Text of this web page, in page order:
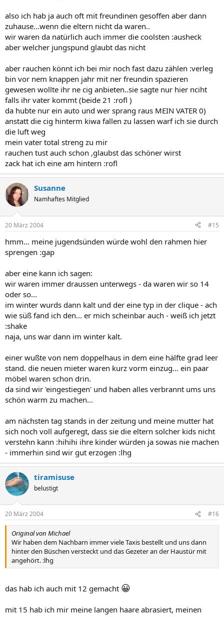
also ich hab ja auch oft mit freundinen gesoffen aber dann
zuhause...wenn die eltern nicht da waren..
wir waren da natürlich auch immer die coolsten :ausheck
aber welcher jungspund glaubt das nicht
aber rauchen könnt ich bei mir noch fast dazu zählen :verleg
bin vor nem knappen jahr mit ner freundin spazieren
gewesen wollte ihr ne cig anbieten..sie sagte nur hier nciht
falls ihr vater kommt (beide 21 :rofl )
da hubte nur ein auto und wer sprang raus MEIN VATER 0)
anstatt die cig hinterm kiwa fallen zu lassen warf ich sie durch
die luft weg
mein vater total streng zu mir
rauchen tust auch schon ,glaubst das schöner wirst
zack hat ich eine am hintern :rofl
Susanne
Namhaftes Mitglied
20 März 2004 #15
hmm... meine jugendsünden würde wohl den rahmen hier
sprengen :gap
aber eine kann ich sagen:
wir waren immer draussen unterwegs - da waren wir so 14
oder so...
im winter wurds dann kalt und der eine typ in der clique - ach
wie süß fand ich den... er mich scheinbar auch - weiß ich jetzt
:shake
naja, uns war dann im winter kalt.
einer wußte von nem doppelhaus in dem eine hälfte grad leer
stand. die neuen mieter waren kurz vorm einzug... ein paar
möbel waren schon drin.
da sind wir 'eingestiegen' und haben alles verbrannt ums uns
schön warm zu machen...
am nächsten tag stands in der zeitung und meine mutter hat
sich noch voll aufgeregt, dass sie die eltern solcher kids nicht
verstehn kann :hihihi ihre kinder würden ja sowas nie machen
- immerhin sind wir gut erzogen :lhg
tiramisuse
belustigt
20 März 2004 #16
Original von Michael
Wir haben dem Nachbarn immer viele Taxis bestellt und uns dann
hinter den Büschen versteckt und das Gezeter an der Haustür mit
angehört. :lhg
das hab ich auch mit 12 gemacht 😀
mit 15 hab ich mir meine langen haare abrasiert, meinen